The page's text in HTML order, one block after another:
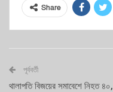
Share
পূর্ববর্তী
থালাপতি বিজয়ের সমাবেশে নিহত ৪০,